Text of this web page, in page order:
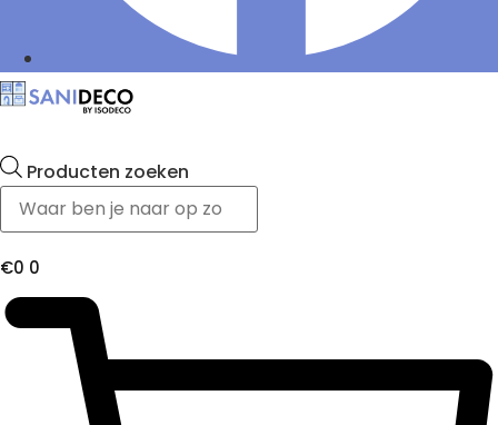
Producten zoeken
€0 0